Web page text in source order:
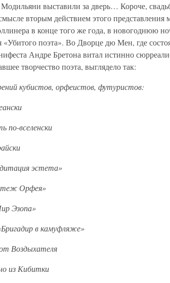
выставили за дверь… Короче,
вторым действием этого представления
в конце того же года, в новогоднюю
поэта». Во Дворце дю Мен, где
Андре Бретона витал истинно
творчество поэта, выглядело так:
кубистов, орфеистов, футуристов:
по-вселенски
эстета»
Орфея»
Эзопа»
в камуфляже»
Воздыхателя
из Кибитки